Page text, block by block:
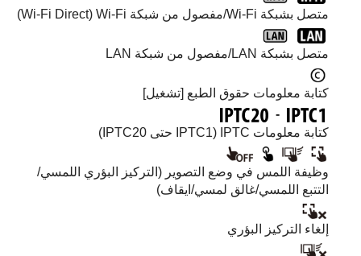
متصل بشبكة Wi-Fi/مفصول من شبكة Wi-Fi ‏(Wi-Fi Direct‏)
متصل بشبكة LAN/مفصول من شبكة LAN
كتابة معلومات حقوق الطبع [تشغيل]
-
كتابة معلومات IPTC (IPTC1 حتى IPTC20)
وظيفة اللمس في وضع التصوير ( التركيز البؤري اللمسي/
التتبع اللمسي/غالق لمسي/ ايقاف)
إلغاء التركيز البؤري